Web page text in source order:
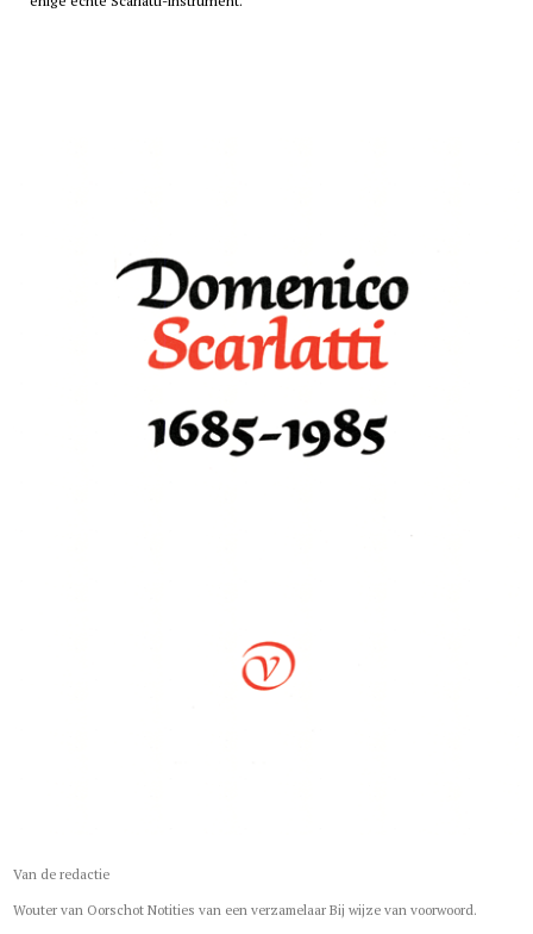
Van de redactie
Wouter van Oorschot Notities van een verzamelaar Bij wijze van voorwoord.